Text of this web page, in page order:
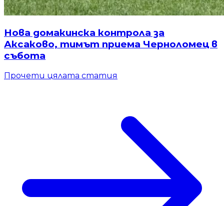
Нова домакинска контрола за
Аксаково, тимът приема Черноломец в
събота
Прочети цялата статия